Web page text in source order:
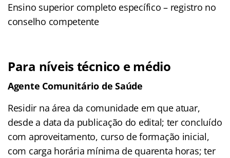
Ensino superior completo específico – registro no
conselho competente
Para níveis técnico e médio
Agente Comunitário de Saúde
Residir na área da comunidade em que atuar,
desde a data da publicação do edital; ter concluído
com aproveitamento, curso de formação inicial,
com carga horária mínima de quarenta horas; ter